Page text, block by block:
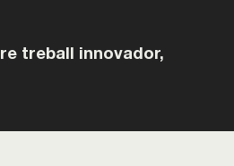
treball innovador,